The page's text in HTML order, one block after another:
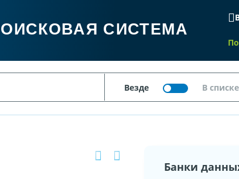
СИСТЕМА
Банки